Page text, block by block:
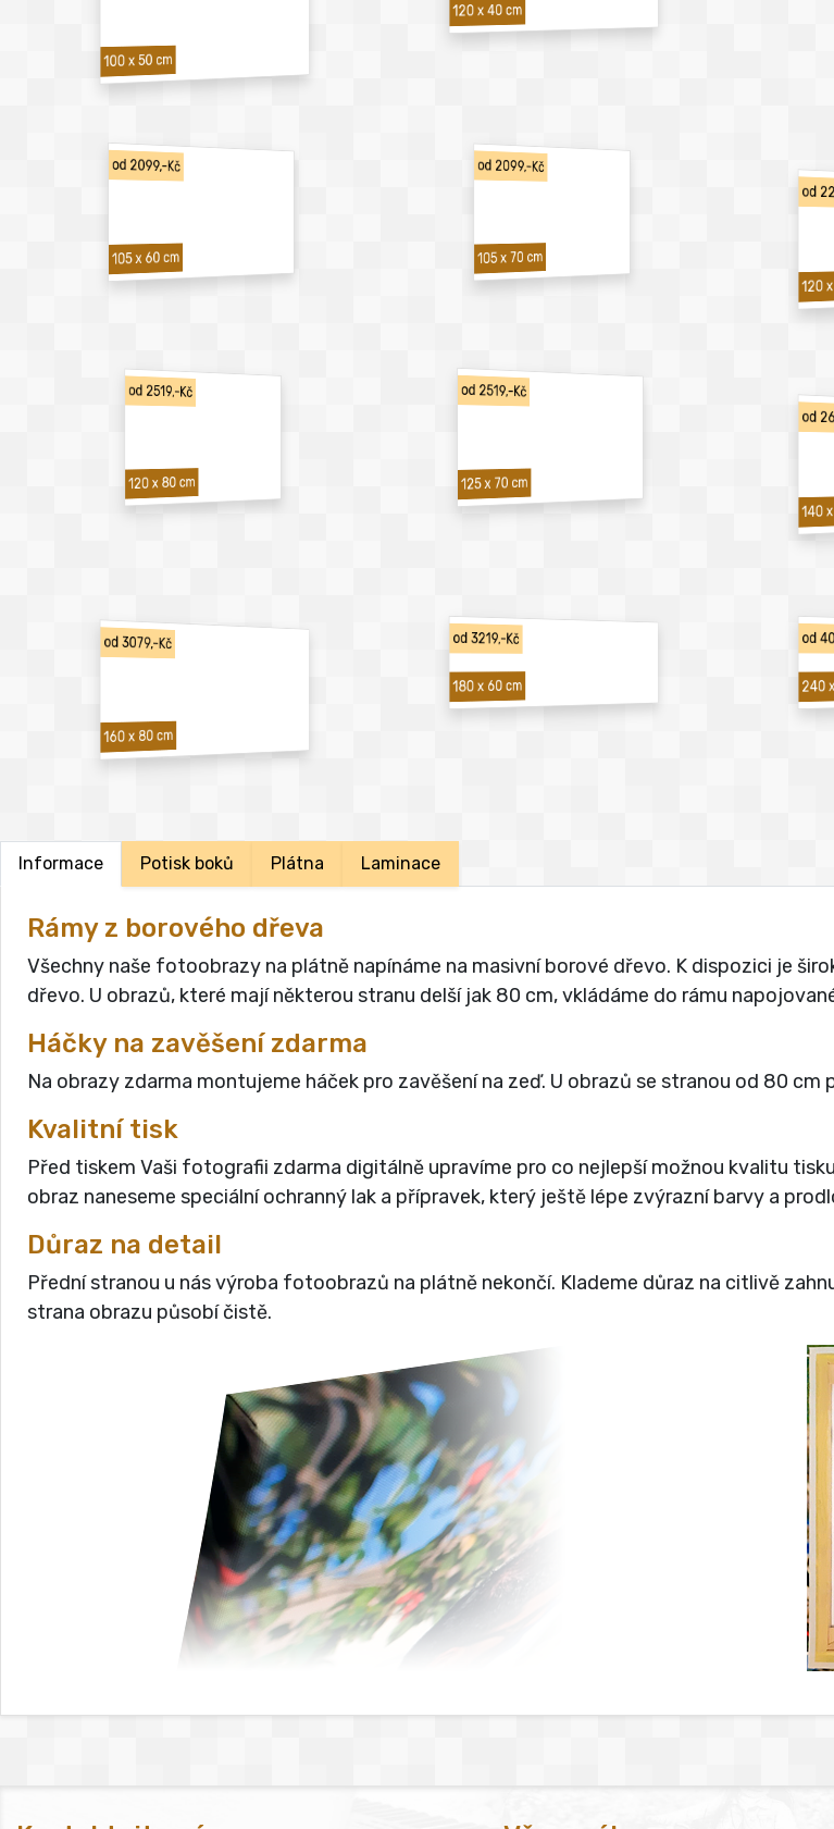
100 x 50 cm
120 x 40 cm
od 2099,-Kč
105 x 60 cm
od 2099,-Kč
105 x 70 cm
od
120
od 2519,-Kč
120 x 80 cm
od 2519,-Kč
125 x 70 cm
od
140
od 3079,-Kč
160 x 80 cm
od 3219,-Kč
180 x 60 cm
od
240
Informace Potisk boků Plátna Laminace
Rámy z borového dřeva
Všechny naše fotoobrazy na plátně napínáme na masivní borové dřevo. K dispozici je
dřevo. U obrazů, které mají některou stranu delší jak 80 cm, vkládáme do rámu
Háčky na zavěšení zdarma
Na obrazy zdarma montujeme háček pro zavěšení na zeď. U obrazů se stranou od 80 cm
Kvalitní tisk
Před tiskem Vaši fotografii zdarma digitálně upravíme pro co nejlepší možnou kvalitu
obraz naneseme speciální ochranný lak a přípravek, který ještě lépe zvýrazní barvy a
Důraz na detail
Přední stranou u nás výroba fotoobrazů na plátně nekončí. Klademe důraz na citlivě
strana obrazu působí čistě.